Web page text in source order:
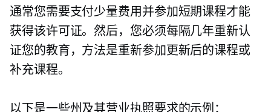
通常您需要支付少量费用并参加短期课程才能
获得该许可证。然后，您必须每隔几年重新认
证您的教育，方法是重新参加更新后的课程或
补充课程。
以下是一些州及其营业执照要求的示例：